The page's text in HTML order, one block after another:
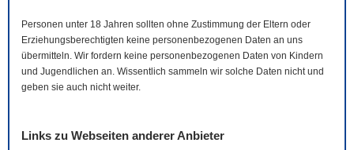
Personen unter 18 Jahren sollten ohne Zustimmung der Eltern oder
Erziehungsberechtigten keine personenbezogenen Daten an uns
übermitteln. Wir fordern keine personenbezogenen Daten von Kindern
und Jugendlichen an. Wissentlich sammeln wir solche Daten nicht und
geben sie auch nicht weiter.
Links zu Webseiten anderer Anbieter